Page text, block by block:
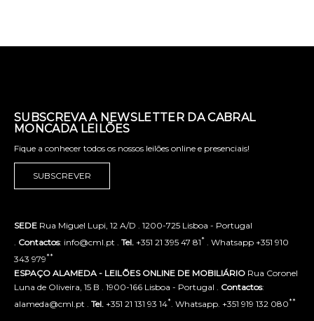
SUBSCREVA A NEWSLETTER DA CABRAL
MONCADA LEILÕES
Fique a conhecer todos os nossos leilões online e presenciais!
SUBSCREVER
SEDE Rua Miguel Lupi, 12 A/D . 1200-725 Lisboa - Portugal
Contactos: info@cml.pt . Tel. +351 21 395 47 81* . Whatsapp +351 910
343 979**
ESPAÇO ALAMEDA - LEILÕES ONLINE DE MOBILIÁRIO Rua Coronel
Luna de Oliveira, 15 B . 1900-166 Lisboa - Portugal . Contactos:
alameda@cml.pt . Tel. +351 21 131 93 14* . Whatsapp. +351 919 132 080**